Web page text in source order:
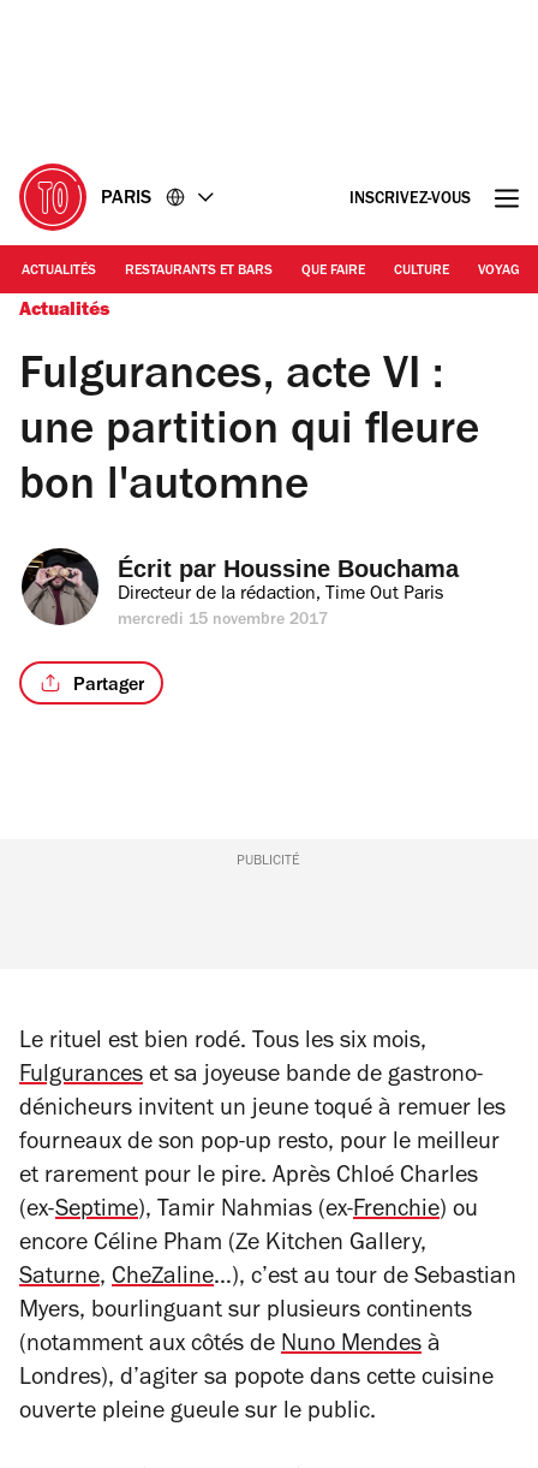
PARIS INSCRIVEZ-VOUS
ACTUALITÉS RESTAURANTS ET BARS QUE FAIRE CULTURE VOYAGE
Actualités
Fulgurances, acte VI :
une partition qui fleure
bon l'automne
Écrit par Houssine Bouchama
Directeur de la rédaction, Time Out Paris
mercredi 15 novembre 2017
Partager
PUBLICITÉ
Le rituel est bien rodé. Tous les six mois,
Fulgurances et sa joyeuse bande de gastrono-
dénicheurs invitent un jeune toqué à remuer les
fourneaux de son pop-up resto, pour le meilleur
et rarement pour le pire. Après Chloé Charles
(ex-Septime), Tamir Nahmias (ex-Frenchie) ou
encore Céline Pham (Ze Kitchen Gallery,
Saturne, CheZaline…), c’est au tour de Sebastian
Myers, bourlinguant sur plusieurs continents
(notamment aux côtés de Nuno Mendes à
Londres), d’agiter sa popote dans cette cuisine
ouverte pleine gueule sur le public.